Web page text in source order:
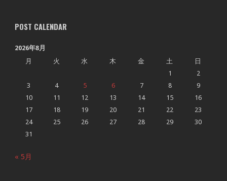
POST CALENDAR
2026年8月
月
火 水 木 金 土
日
1
2
3
4 5 6 7 8
9
10
11 12 13 14 15
16
17
18 19 20 21 22
23
24
25 26 27 28 29
30
31
« 5月